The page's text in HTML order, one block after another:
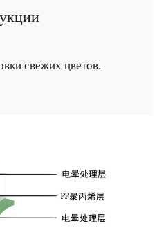
свежих цветов.